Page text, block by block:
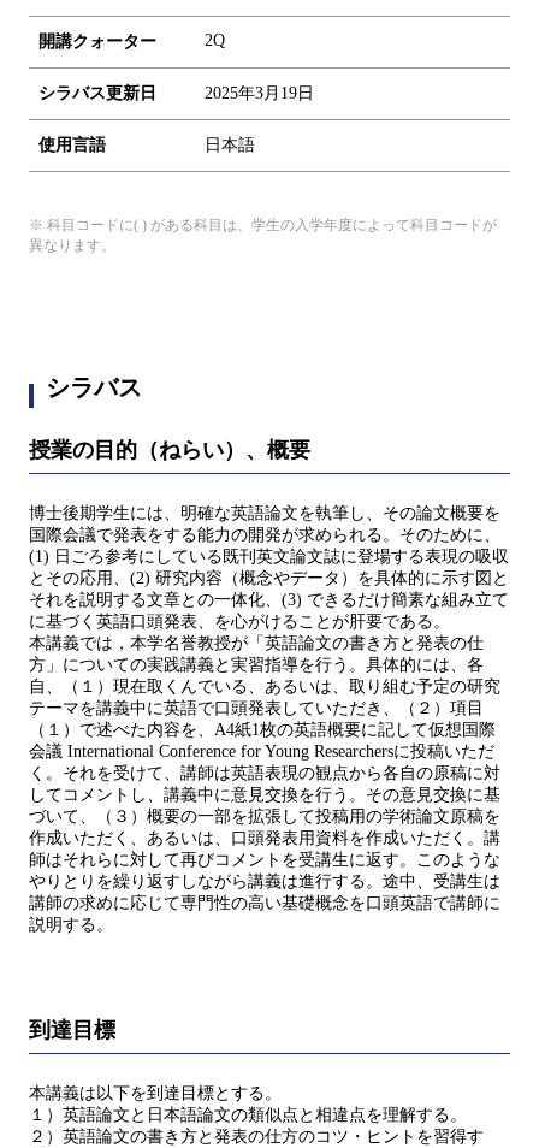
開講クォーター 2Q
シラバス更新日 2025年3月19日
使用言語 日本語
※ 科目コードに( ) がある科目は、学生の入学年度によって科目コードが
異なります。
シラバス
授業の目的（ねらい）、概要
博士後期学生には、明確な英語論文を執筆し、その論文概要を
国際会議で発表をする能力の開発が求められる。そのために、
(1) 日ごろ参考にしている既刊英文論文誌に登場する表現の吸収
とその応用、(2) 研究内容（概念やデータ）を具体的に示す図と
それを説明する文章との一体化、(3) できるだけ簡素な組み立て
に基づく英語口頭発表、を心がけることが肝要である。
本講義では，本学名誉教授が「英語論文の書き方と発表の仕
方」についての実践講義と実習指導を行う。具体的には、各
自、（１）現在取くんでいる、あるいは、取り組む予定の研究
テーマを講義中に英語で口頭発表していただき、（２）項目
（１）で述べた内容を、A4紙1枚の英語概要に記して仮想国際
会議 International Conference for Young Researchersに投稿いただ
く。それを受けて、講師は英語表現の観点から各自の原稿に対
してコメントし、講義中に意見交換を行う。その意見交換に基
づいて、（３）概要の一部を拡張して投稿用の学術論文原稿を
作成いただく、あるいは、口頭発表用資料を作成いただく。講
師はそれらに対して再びコメントを受講生に返す。このような
やりとりを繰り返すしながら講義は進行する。途中、受講生は
講師の求めに応じて専門性の高い基礎概念を口頭英語で講師に
説明する。
到達目標
本講義は以下を到達目標とする。
１）英語論文と日本語論文の類似点と相違点を理解する。
２）英語論文の書き方と発表の仕方のコツ・ヒントを習得す